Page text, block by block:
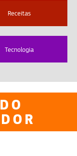
Receitas
Tecnologia